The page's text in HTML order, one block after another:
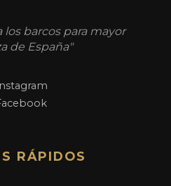
los barcos para mayor
de España"
RÁPIDOS